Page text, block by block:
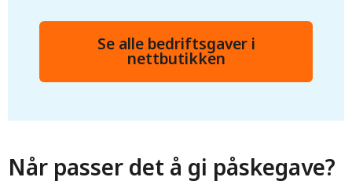
Se alle bedriftsgaver i
nettbutikken
Når passer det å gi påskegave?